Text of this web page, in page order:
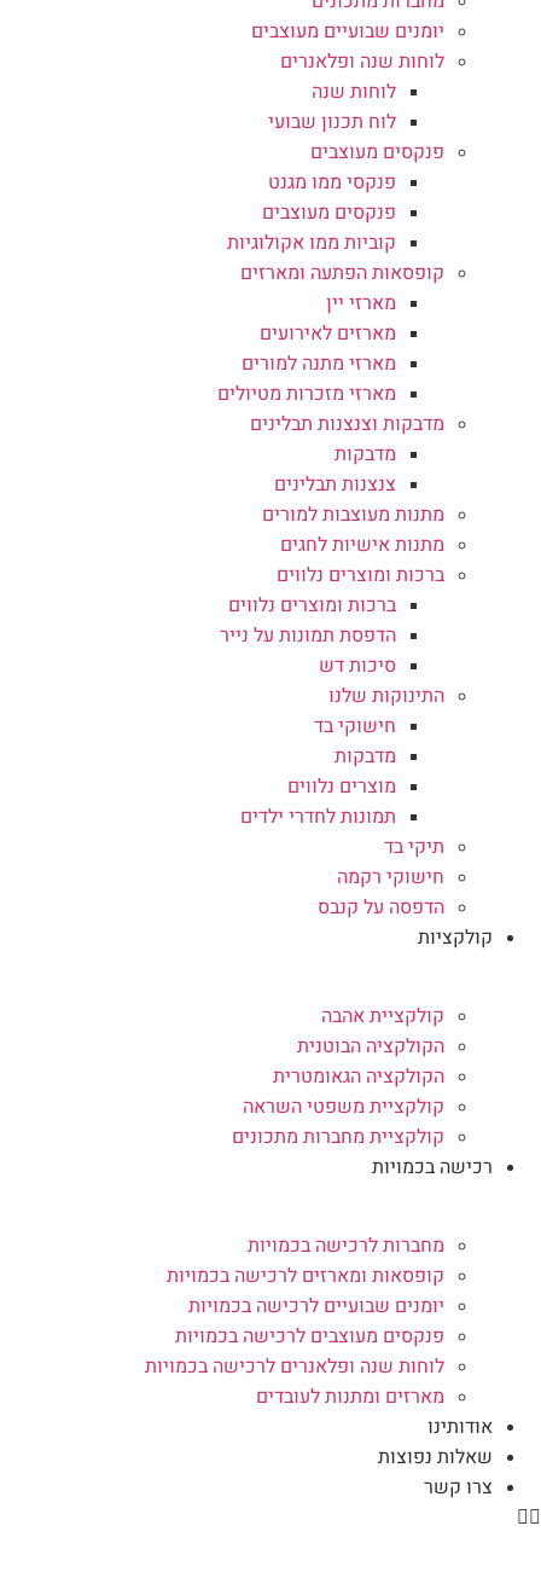
יומנים שבועיים מעוצבים
לוחות שנה ופלאנרים
לוחות שנה
לוח תכנון שבועי
פנקסים מעוצבים
פנקסי ממו מגנט
פנקסים מעוצבים
קוביות ממו אקולוגיות
קופסאות הפתעה ומארזים
מארזי יין
מארזים לאירועים
מארזי מתנה למורים
מארזי מזכרות מטיולים
מדבקות וצנצנות תבלינים
מדבקות
צנצנות תבלינים
מתנות מעוצבות למורים
מתנות אישיות לחגים
ברכות ומוצרים נלווים
ברכות ומוצרים נלווים
הדפסת תמונות על נייר
סיכות דש
התינוקות שלנו
חישוקי בד
מדבקות
מוצרים נלווים
תמונות לחדרי ילדים
תיקי בד
חישוקי רקמה
הדפסה על קנבס
קולקציות
קולקציית אהבה
הקולקציה הבוטנית
הקולקציה הגאומטרית
קולקציית משפטי השראה
קולקציית מחברות מתכונים
רכישה בכמויות
מחברות לרכישה בכמויות
קופסאות ומארזים לרכישה בכמויות
יומנים שבועיים לרכישה בכמויות
פנקסים מעוצבים לרכישה בכמויות
לוחות שנה ופלאנרים לרכישה בכמויות
מארזים ומתנות לעובדים
אודותינו
שאלות נפוצות
צרו קשר